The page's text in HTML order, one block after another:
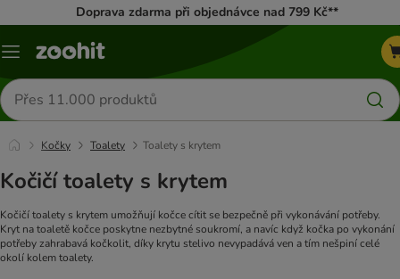
Doprava zdarma při objednávce nad 799 Kč**
Menu
Hledat
produkty
Kočky Toalety Toalety s krytem
Kočičí toalety s krytem
Kočičí toalety s krytem umožňují kočce cítit se bezpečně při vykonávání potřeby.
Kryt na toaletě kočce poskytne nezbytné soukromí, a navíc když kočka po vykonání
potřeby zahrabavá kočkolit, díky krytu stelivo nevypadává ven a tím nešpiní celé
okolí kolem toalety.